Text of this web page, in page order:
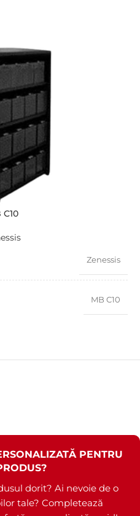
C10
Zenessis
MB C10
PENTRU
dorit? Ai nevoie de o
tale? Completează